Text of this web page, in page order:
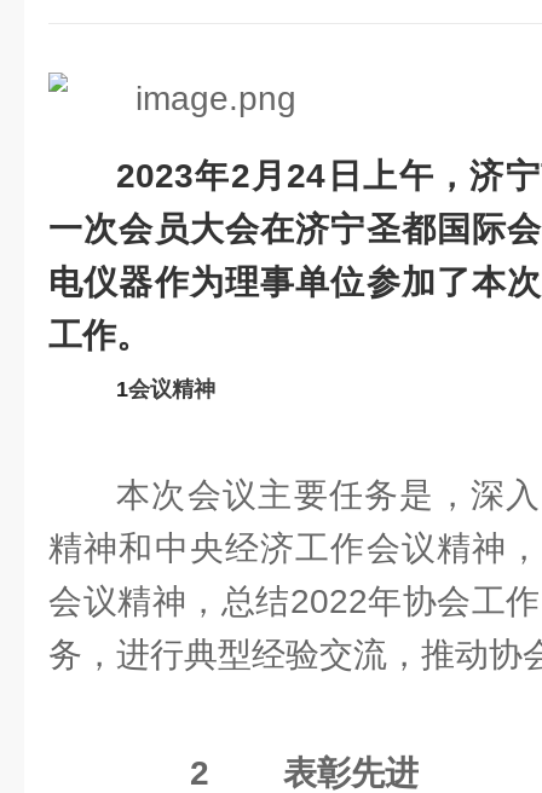
2023年2月24日上午，济
一次会员大会在济宁圣都国际
电仪器作为理事单位参加了本
工作。
1会议精神
本次会议主要任务是，深
精神和中央经济工作会议精神
会议精神，总结2022年协会工
务，进行典型经验交流，推动协
2 表彰先进